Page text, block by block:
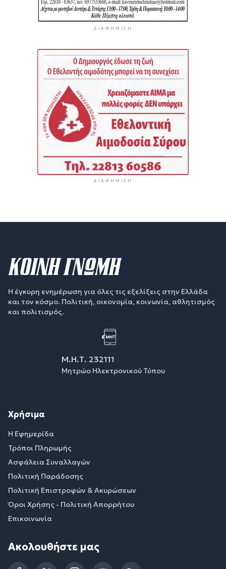
ΔΙΑΦΉΜΙΣΗ
ΔΙΑΦΉΜΙΣΗ
Η έγκυρη ενημέρωση για όλες τις εξελίξεις στην Ελλάδα
και τον κόσμο. Πολιτική, οικονομία, κοινωνία, αθλητισμός
και πολιτισμός.
Μ.Η.Τ. 232111
Μητρώο Ηλεκτρονικού Τύπου
Χρήσιμα
Η Εφημερίδα
Τρόποι Πληρωμής
Ασφάλεια Συναλλαγών
Πολιτική Παράδοσης
Πολιτική Επιστροφών & Ακυρώσεων
Όροι Χρήσης - Πολιτική Απορρήτου
Επικοινωνία
Ακολουθήστε μας